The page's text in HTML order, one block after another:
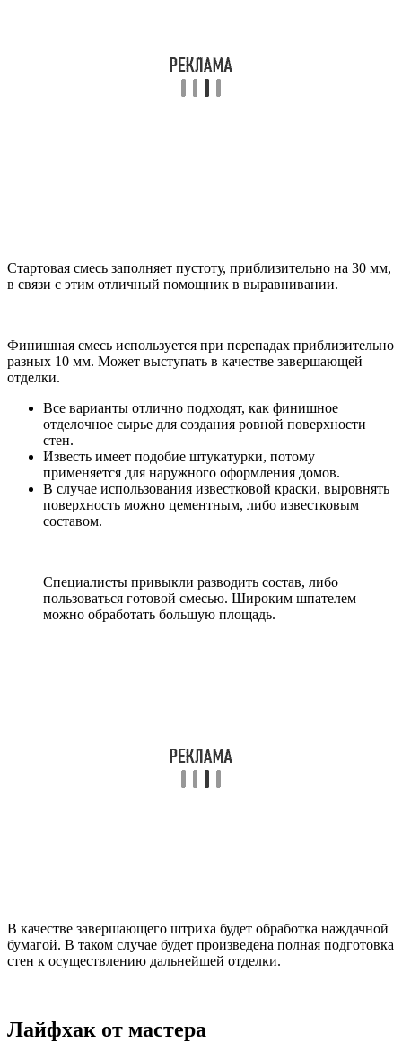
Стартовая смесь заполняет пустоту, приблизительно на 30 мм,
в связи с этим отличный помощник в выравнивании.
Финишная смесь используется при перепадах приблизительно
разных 10 мм. Может выступать в качестве завершающей
отделки.
Все варианты отлично подходят, как финишное
отделочное сырье для создания ровной поверхности
стен.
Известь имеет подобие штукатурки, потому
применяется для наружного оформления домов.
В случае использования известковой краски, выровнять
поверхность можно цементным, либо известковым
составом.
Специалисты привыкли разводить состав, либо
пользоваться готовой смесью. Широким шпателем
можно обработать большую площадь.
В качестве завершающего штриха будет обработка наждачной
бумагой. В таком случае будет произведена полная подготовка
стен к осуществлению дальнейшей отделки.
Лайфхак от мастера